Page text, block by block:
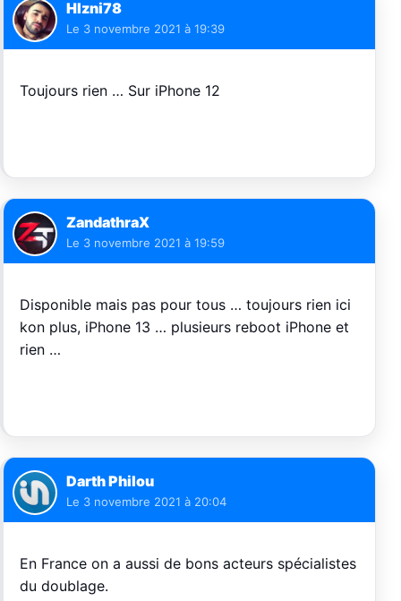
Hlzni78
Le 3 novembre 2021 à 19:39
Toujours rien … Sur iPhone 12
ZandathraX
Le 3 novembre 2021 à 19:59
Disponible mais pas pour tous … toujours rien ici
kon plus, iPhone 13 … plusieurs reboot iPhone et
rien …
Darth Philou
Le 3 novembre 2021 à 20:04
En France on a aussi de bons acteurs spécialistes
du doublage.